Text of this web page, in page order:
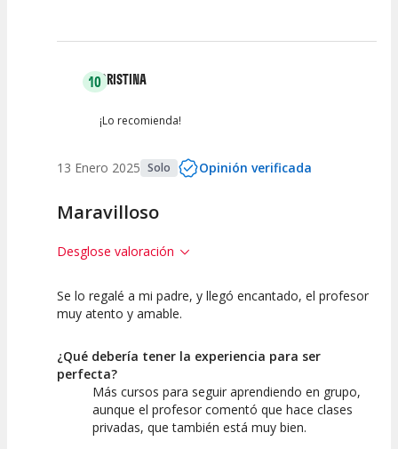
10CRISTINA
¡Lo recomienda!
13 Enero 2025 Solo Opinión verificada
Maravilloso
Desglose valoración
10
Actividad
10
Personal /
Guia
Se lo regalé a mi padre, y llegó encantado, el profesor
muy atento y amable.
¿Qué debería tener la experiencia para ser
perfecta?
Más cursos para seguir aprendiendo en grupo,
aunque el profesor comentó que hace clases
privadas, que también está muy bien.